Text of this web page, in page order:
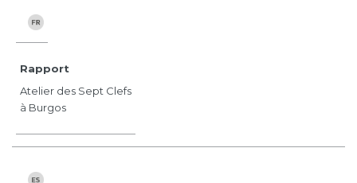
Rapport
Atelier des Sept Clefs
à Burgos